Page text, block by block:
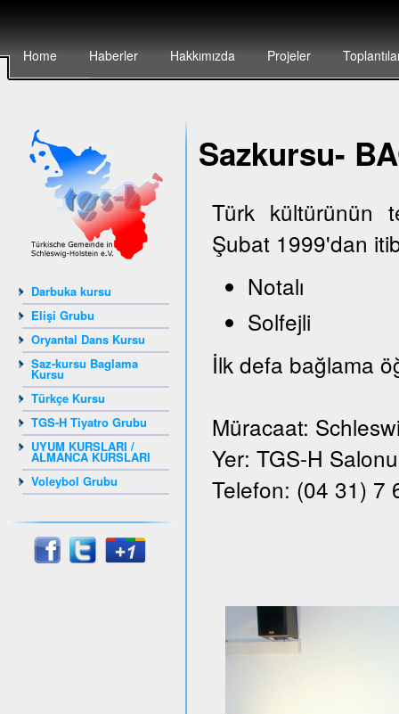
Home Haberler Hakkımızda Projeler
Darbuka kursu
Elişi Grubu
Oryantal Dans Kursu
Saz-kursu Baglama
Kursu
Türkçe Kursu
TGS-H Tiyatro Grubu
UYUM KURSLARI /
ALMANCA KURSLARI
Voleybol Grubu
Sazkursu-
Türk kültürünün
Şubat 1999'dan
Notalı
Solfejli
İlk defa bağlama
Müracaat:
Yer: TGS-H
Telefon: (04 31) 7